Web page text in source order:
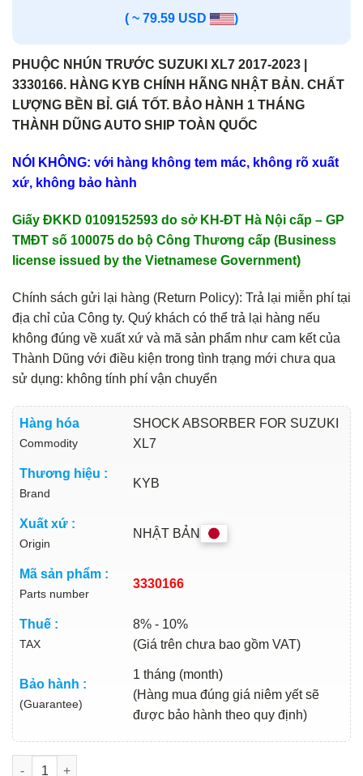
( ~ 79.59 USD )
PHUỘC NHÚN TRƯỚC SUZUKI XL7 2017-2023 |
3330166. HÀNG KYB CHÍNH HÃNG NHẬT BẢN. CHẤT
LƯỢNG BỀN BỈ. GIÁ TỐT. BẢO HÀNH 1 THÁNG
THÀNH DŨNG AUTO SHIP TOÀN QUỐC
NÓI KHÔNG: với hàng không tem mác, không rõ xuất
xứ, không bảo hành
Giấy ĐKKD 0109152593 do sở KH-ĐT Hà Nội cấp – GP
TMĐT số 100075 do bộ Công Thương cấp (Business
license issued by the Vietnamese Government)
Chính sách gửi lại hàng (Return Policy): Trả lại miễn phí tại
địa chỉ của Công ty. Quý khách có thể trả lại hàng nếu
không đúng về xuất xứ và mã sản phẩm như cam kết của
Thành Dũng với điều kiện trong tình trạng mới chưa qua
sử dụng: không tính phí vận chuyển
Hàng hóa
Commodity
SHOCK ABSORBER FOR SUZUKI
XL7
Thương hiệu :
Brand
KYB
Xuất xứ :
Origin
NHẬT BẢN
Mã sản phẩm :
Parts number
3330166
Thuế :
TAX
8% - 10%
(Giá trên chưa bao gồm VAT)
Bảo hành :
(Guarantee)
1 tháng (month)
(Hàng mua đúng giá niêm yết sẽ
được bảo hành theo quy định)
PHUỘC NHÚN TRƯỚC SUZUKI XL7 2017-2023 | 3330166 số